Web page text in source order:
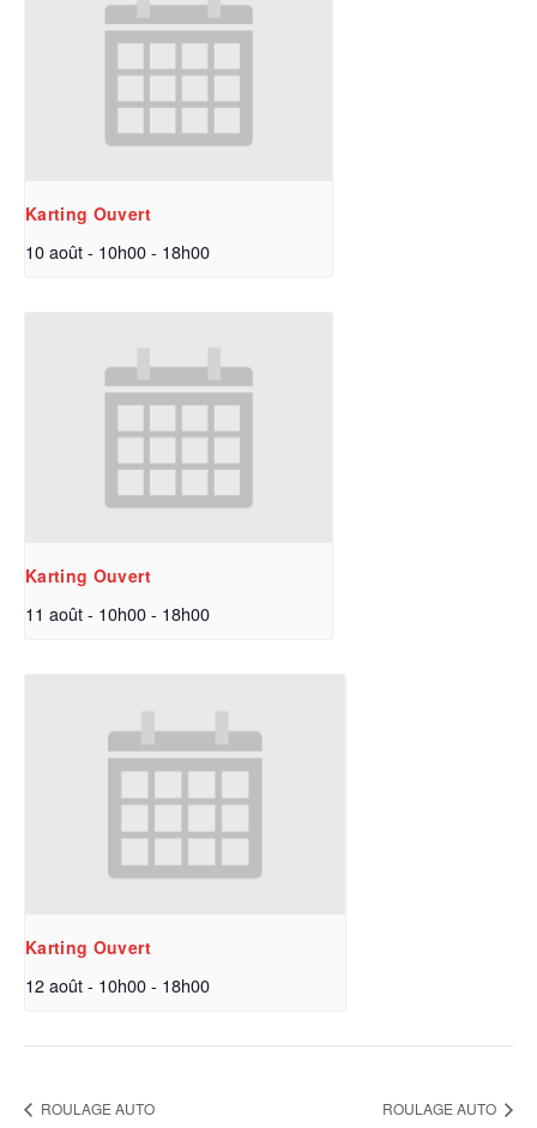
Karting Ouvert
10 août - 10h00- 18h00
Karting Ouvert
11 août - 10h00- 18h00
Karting Ouvert
12 août - 10h00- 18h00
ROULAGE AUTO ROULAGE AUTO